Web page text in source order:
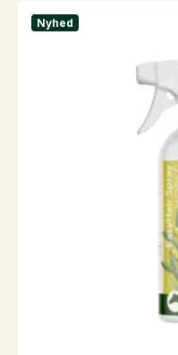
flere
varianter.
Nyhed